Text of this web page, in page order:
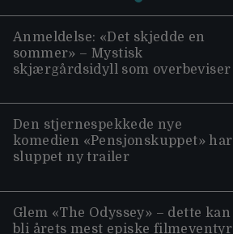
Anmeldelse: «Det skjedde en
sommer» – Mystisk
skjærgårdsidyll som overbeviser
Den stjernespekkede nye
komedien «Pensjonskuppet» har
sluppet ny trailer
Glem «The Odyssey» – dette kan
bli årets mest episke filmeventyr